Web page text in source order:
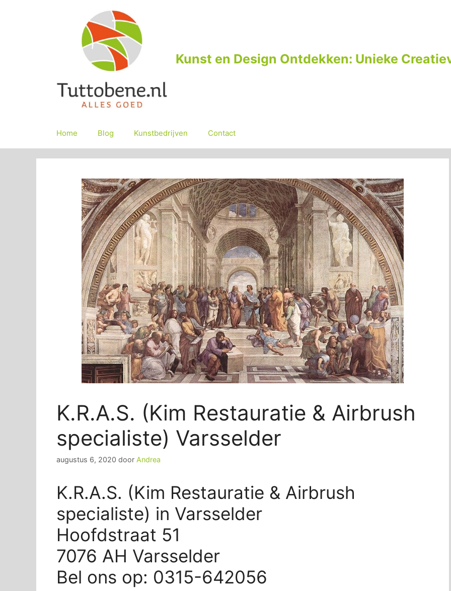
Kunst en Design Ontdekken: Unieke
Home Blog Kunstbedrijven Contact
K.R.A.S. (Kim Restauratie & Airbrush
specialiste) Varsselder
augustus 6, 2020 door Andrea
K.R.A.S. (Kim Restauratie & Airbrush
specialiste) in Varsselder
Hoofdstraat 51
7076 AH Varsselder
Bel ons op: 0315-642056